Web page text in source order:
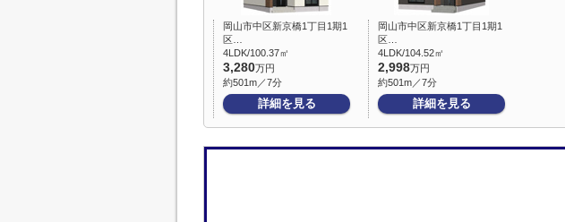
岡山市中区新京橋1丁目1期1
区…
4LDK/100.37㎡
3,280万円
約501m／7分
詳細を見る
岡山市中区新京橋1丁目1期1
区…
4LDK/104.52㎡
2,998万円
約501m／7分
詳細を見る